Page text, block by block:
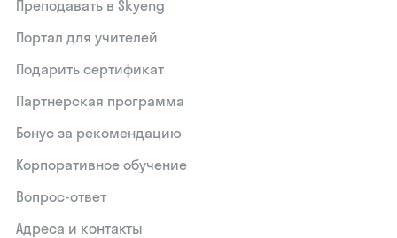
Преподавать в Skyeng
Портал для учителей
Подарить сертификат
Партнерская программа
Бонус за рекомендацию
Корпоративное обучение
Вопрос-ответ
Адреса и контакты